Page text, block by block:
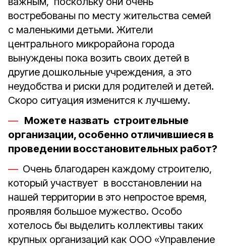
востребованы по месту жительства семей
с маленькими детьми. Жители
центрального микрорайона города
вынуждены пока возить своих детей в
другие дошкольные учреждения, а это
неудобства и риски для родителей и детей.
Скоро ситуация изменится к лучшему.
Можете назвать строительные
организации, особенно отличившиеся в
проведении восстановительных работ?
Очень благодарен каждому строителю,
который участвует в восстановлении на
нашей территории в это непростое время,
проявляя большое мужество. Особо
хотелось бы выделить коллективы таких
крупных организаций как ООО «Управление